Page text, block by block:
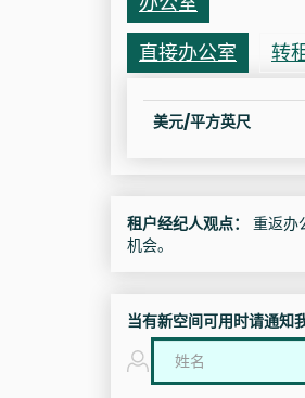
直接办公室
转
美元/平方英尺
租户经纪人观点：
重返办
机会。
当有新空间可用时请通知